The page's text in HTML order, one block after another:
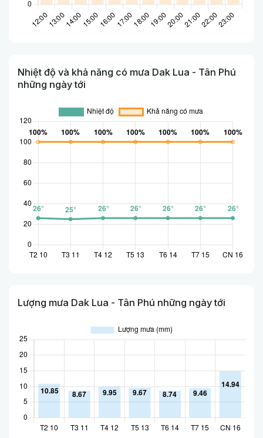
Nhiệt độ và khả năng có mưa Dak Lua - Tân Phú
những ngày tới
Lượng mưa Dak Lua - Tân Phú những ngày tới